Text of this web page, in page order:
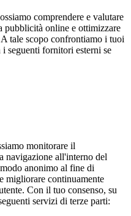
comprendere e valutare
pubblicità online e ottimizzare
tale scopo confrontiamo i tuoi
seguenti fornitori esterni se
monitorare il
navigazione all'interno del
anonimo al fine di
migliorare continuamente
Con il tuo consenso, su
servizi di terze parti: